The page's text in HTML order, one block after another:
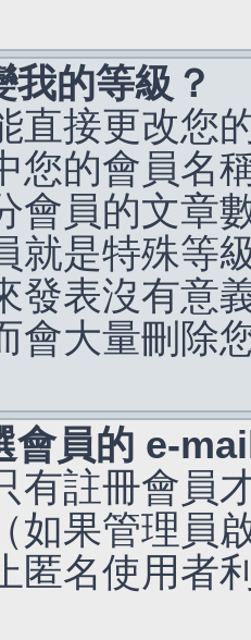
我的等級？
直接更改您
您的會員名
會員的文章
就是特殊等
發表沒有意
會大量刪除
會員的 e-
有註冊會員
如果管理員
匿名使用者